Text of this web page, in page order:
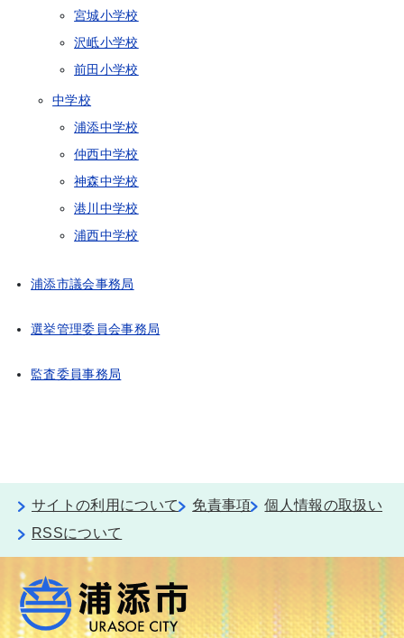
宮城小学校
沢岻小学校
前田小学校
中学校
浦添中学校
仲西中学校
神森中学校
港川中学校
浦西中学校
浦添市議会事務局
選挙管理委員会事務局
監査委員事務局
サイトの利用について 免責事項
個人情報の取扱い
RSSについて